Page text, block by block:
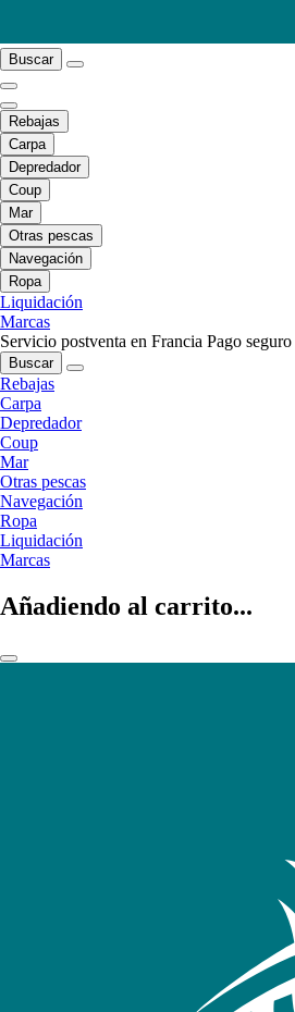
Buscar
Rebajas
Carpa
Depredador
Coup
Mar
Otras pescas
Navegación
Ropa
Liquidación
Marcas
Servicio postventa en Francia Pago seguro
Buscar
Rebajas
Carpa
Depredador
Coup
Mar
Otras pescas
Navegación
Ropa
Liquidación
Marcas
Añadiendo al carrito...